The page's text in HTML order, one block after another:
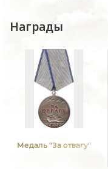
Награды
Медаль "За отвагу"